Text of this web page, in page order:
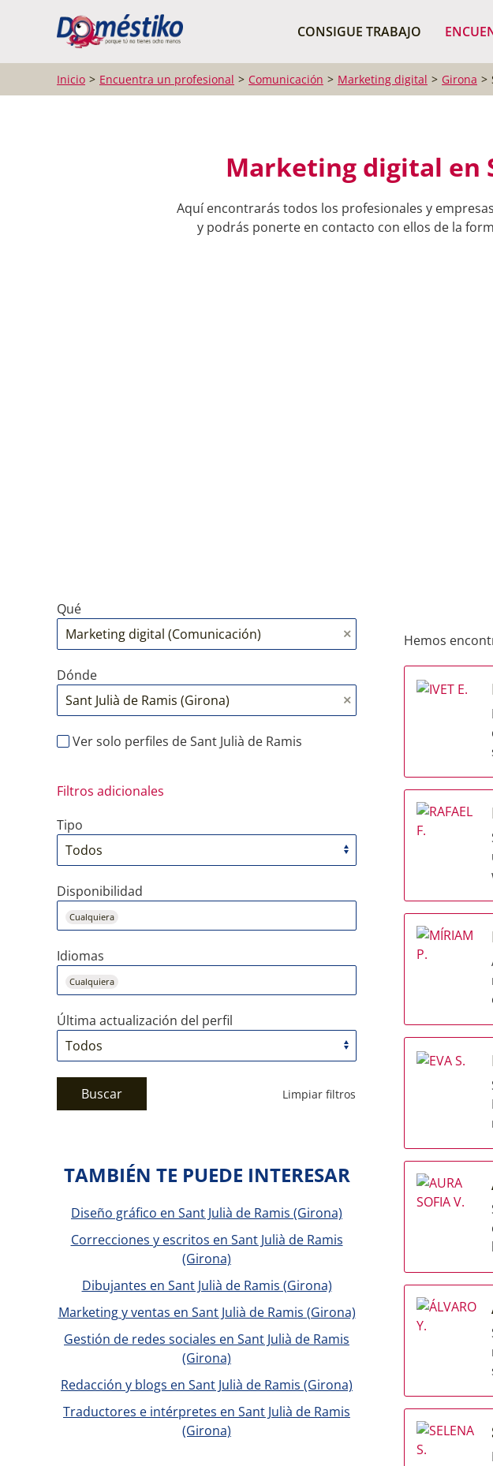
CONSIGUE TRABAJO
Inicio Encuentra un profesional Comunicación Marketing digital Girona
Marketing digital en
Aquí encontrarás todos los profesionales y
y podrás ponerte en contacto con ellos de la
Qué
Dónde
Ver solo perfiles de Sant Julià de Ramis
Filtros adicionales
Tipo
Disponibilidad
Cualquiera
Idiomas
Cualquiera
Última actualización del perfil
Buscar Limpiar filtros
Hemos
TAMBIÉN TE PUEDE INTERESAR
Diseño gráfico en Sant Julià de Ramis (Girona)
Correcciones y escritos en Sant Julià de Ramis
(Girona)
Dibujantes en Sant Julià de Ramis (Girona)
Marketing y ventas en Sant Julià de Ramis (Girona)
Gestión de redes sociales en Sant Julià de Ramis
(Girona)
Redacción y blogs en Sant Julià de Ramis (Girona)
Traductores e intérpretes en Sant Julià de Ramis
(Girona)